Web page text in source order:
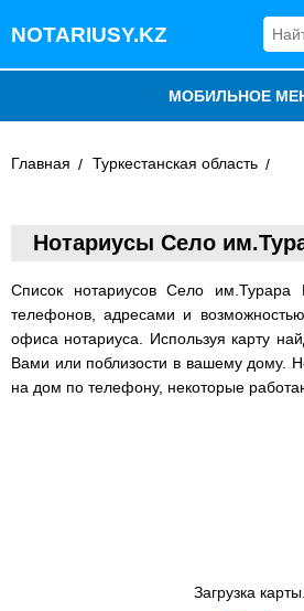
NOTARIUSY.KZ
МОБИЛЬНОЕ
НОТАРИУСЫ КАЗАХСТАНА
Главная Туркестанская область
Нотариусы Село
Список нотариусов Село им.Турара
телефонов, адресами и
офиса нотариуса. Используя карту
Вами или поблизости в вашему дому.
на дом по телефону, некоторые
Загрузка